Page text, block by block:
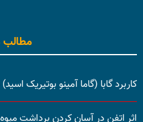
کاربرد گابا (گاما آمینو بوتیریک
اثر اتفن در آسان کردن برداشت